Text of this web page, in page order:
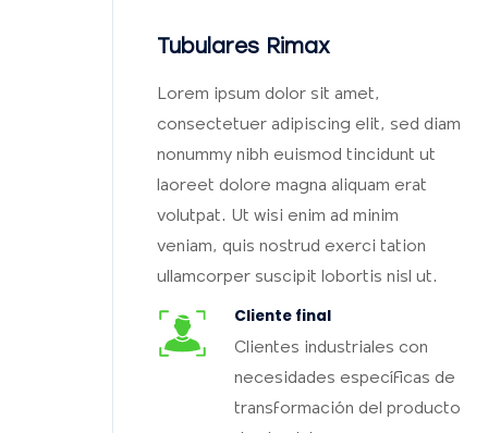
Tubulares Rimax
Lorem ipsum dolor sit amet,
consectetuer adipiscing elit, sed diam
nonummy nibh euismod tincidunt ut
laoreet dolore magna aliquam erat
volutpat. Ut wisi enim ad minim
veniam, quis nostrud exerci tation
ullamcorper suscipit lobortis nisl ut.
Cliente final
Clientes industriales con
necesidades específicas de
transformación del producto